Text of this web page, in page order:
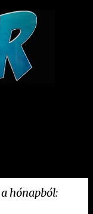
hónapból: